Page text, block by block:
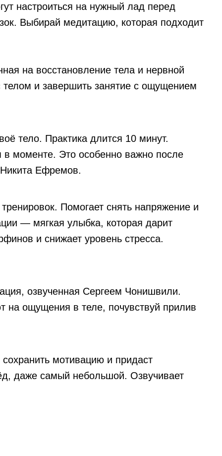
настроиться на нужный лад перед
Выбирай медитацию, которая подходит
на восстановление тела и нервной
телом и завершить занятие с ощущением
тело. Практика длится 10 минут.
моменте. Это особенно важно после
Никита Ефремов.
Помогает снять напряжение и
— мягкая улыбка, которая дарит
и снижает уровень стресса.
озвученная Сергеем Чонишвили.
на ощущения в теле, почувствуй прилив
мотивацию и придаст
даже самый небольшой. Озвучивает